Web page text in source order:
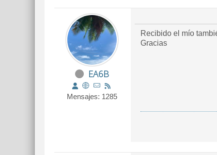
EA6B
Mensajes: 1285
Recibido el mío
Gracias